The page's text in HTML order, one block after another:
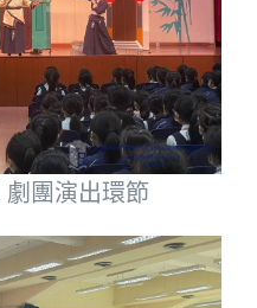
團演出環節